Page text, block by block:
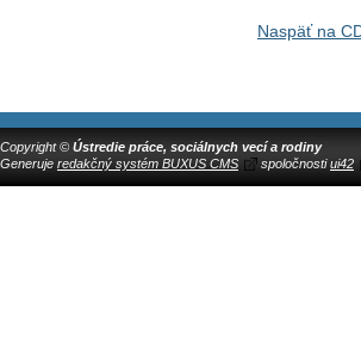
Naspäť na
Copyright © Ústredie práce, sociálnych vecí a rodiny
Generuje redakčný systém BUXUS CMS spoločnostiui42